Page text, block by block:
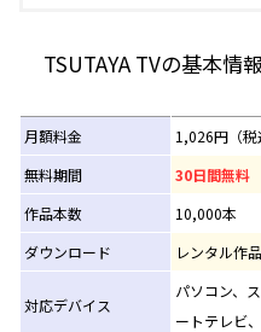
TSUTAYA TVの基本情報
月額料金
1,026円（税
無料期間
30日間無料
作品本数
10,000本
ダウンロード
レンタル作
対応デバイス
パソコン、
ートテレビ